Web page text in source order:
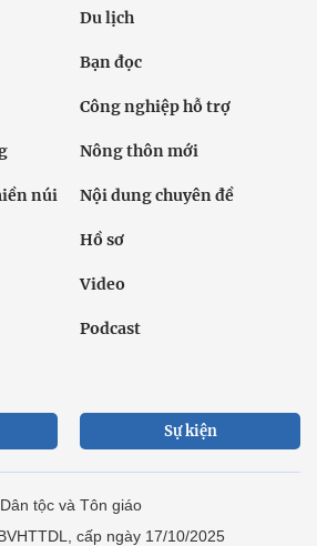
Du lịch
Bạn đọc
Công nghiệp hỗ trợ
Nông thôn mới
núi Nội dung chuyên đề
Hồ sơ
Video
Podcast
Sự kiện
tộc và Tôn giáo
cấp ngày 17/10/2025